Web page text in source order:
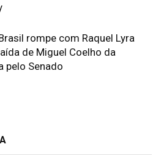
rompe com Raquel Lyra
de Miguel Coelho da
pelo Senado